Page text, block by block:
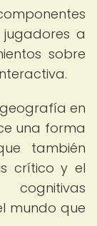
a
sobre
en
una forma
también
crítico y el
mundo que